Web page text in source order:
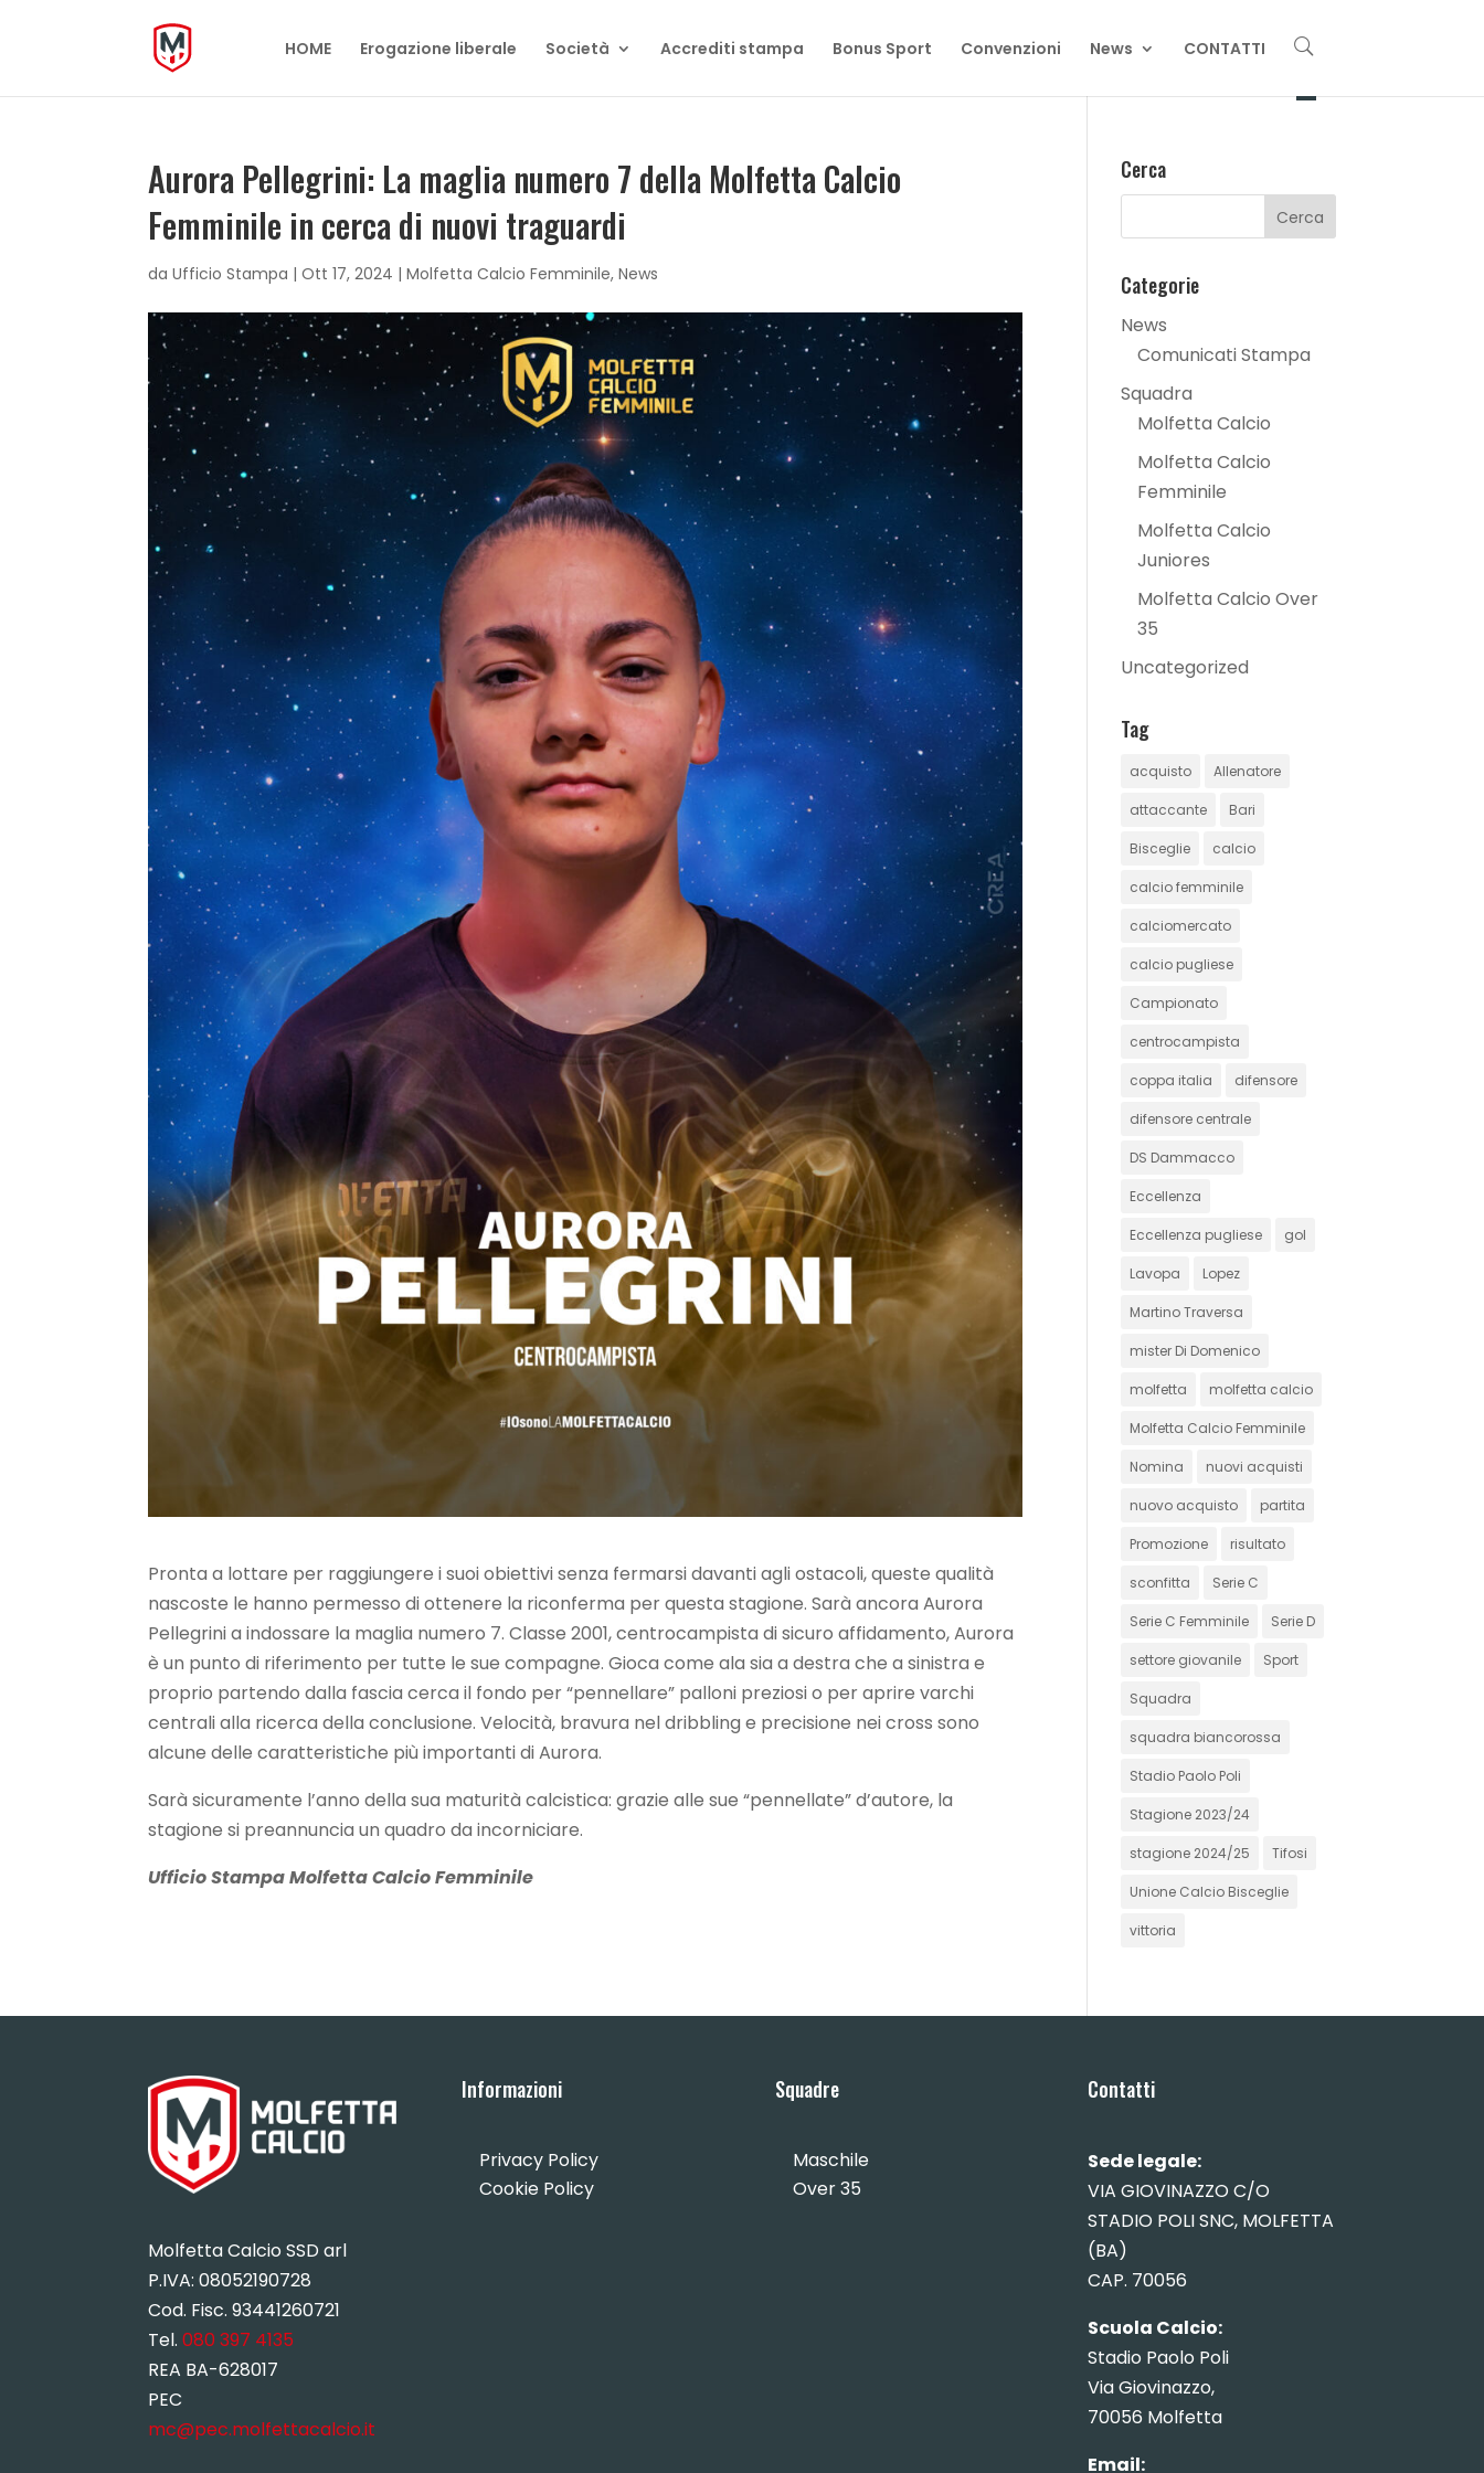
HOME Erogazione liberale Società Accrediti stampa Bonus Sport Convenzioni News CONTATTI U
Aurora Pellegrini: La maglia numero 7 della Molfetta Calcio
Femminile in cerca di nuovi traguardi
daUfficio Stampa |Ott 17, 2024 |Molfetta Calcio Femminile,News
Pronta a lottare per raggiungere i suoi obiettivi senza fermarsi davanti agli ostacoli, queste qualità
nascoste le hanno permesso di ottenere la riconferma per questa stagione. Sarà ancora Aurora
Pellegrini a indossare la maglia numero 7. Classe 2001, centrocampista di sicuro affidamento, Aurora
è un punto di riferimento per tutte le sue compagne. Gioca come ala sia a destra che a sinistra e
proprio partendo dalla fascia cerca il fondo per “pennellare” palloni preziosi o per aprire varchi
centrali alla ricerca della conclusione. Velocità, bravura nel dribbling e precisione nei cross sono
alcune delle caratteristiche più importanti di Aurora.
Sarà sicuramente l’anno della sua maturità calcistica: grazie alle sue “pennellate” d’autore, la
stagione si preannuncia un quadro da incorniciare.
Ufficio Stampa Molfetta Calcio Femminile
Cerca
Categorie
News
Comunicati Stampa
Squadra
Molfetta Calcio
Molfetta Calcio
Femminile
Molfetta Calcio
Juniores
Molfetta Calcio Over
35
Uncategorized
Tag
acquisto Allenatore
attaccante Bari
Bisceglie calcio
calcio femminile
calciomercato
calcio pugliese
Campionato
centrocampista
coppa italia difensore
difensore centrale
DS Dammacco
Eccellenza
Eccellenza pugliese gol
Lavopa Lopez
Martino Traversa
mister Di Domenico
molfetta molfetta calcio
Molfetta Calcio Femminile
Nomina nuovi acquisti
nuovo acquisto partita
Promozione risultato
sconfitta Serie C
Serie C Femminile Serie D
settore giovanile Sport
Squadra
squadra biancorossa
Stadio Paolo Poli
Stagione 2023/24
stagione 2024/25 Tifosi
Unione Calcio Bisceglie
vittoria
Molfetta Calcio SSD arl
P.IVA:08052190728
Cod. Fisc. 93441260721
Tel.080 397 4135
REA BA-628017
PEC
mc@pec.molfettacalcio.it
Informazioni
Privacy Policy
Cookie Policy
Squadre
Maschile
Over 35
Contatti
Sede legale:
VIA GIOVINAZZO C/O
STADIO POLI SNC, MOLFETTA
(BA)
CAP. 70056
Scuola Calcio:
Stadio Paolo Poli
Via Giovinazzo,
70056 Molfetta
Email: